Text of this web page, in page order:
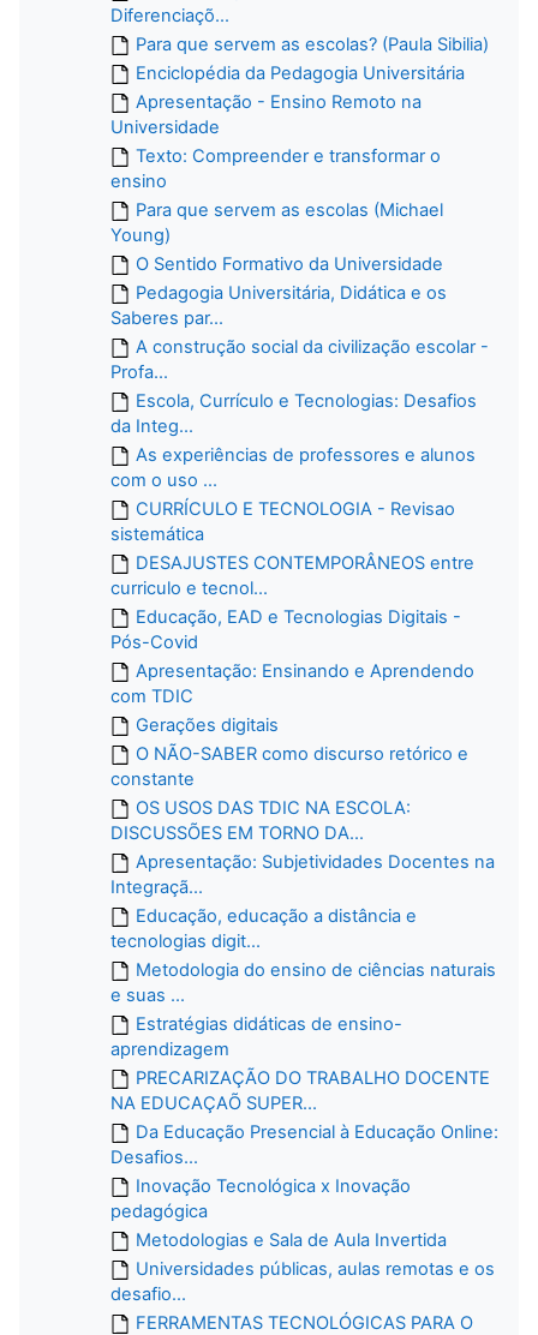
Diferenciaçõ...
Para que servem as escolas? (Paula Sibilia)
Enciclopédia da Pedagogia Universitária
Apresentação - Ensino Remoto na
Universidade
Texto: Compreender e transformar o
ensino
Para que servem as escolas (Michael
Young)
O Sentido Formativo da Universidade
Pedagogia Universitária, Didática e os
Saberes par...
A construção social da civilização escolar -
Profa...
Escola, Currículo e Tecnologias: Desafios
da Integ...
As experiências de professores e alunos
com o uso ...
CURRÍCULO E TECNOLOGIA - Revisao
sistemática
DESAJUSTES CONTEMPORÂNEOS entre
curriculo e tecnol...
Educação, EAD e Tecnologias Digitais -
Pós-Covid
Apresentação: Ensinando e Aprendendo
com TDIC
Gerações digitais
O NÃO-SABER como discurso retórico e
constante
OS USOS DAS TDIC NA ESCOLA:
DISCUSSÕES EM TORNO DA...
Apresentação: Subjetividades Docentes na
Integraçã...
Educação, educação a distância e
tecnologias digit...
Metodologia do ensino de ciências naturais
e suas ...
Estratégias didáticas de ensino-
aprendizagem
PRECARIZAÇÃO DO TRABALHO DOCENTE
NA EDUCAÇAÕ SUPER...
Da Educação Presencial à Educação Online:
Desafios...
Inovação Tecnológica x Inovação
pedagógica
Metodologias e Sala de Aula Invertida
Universidades públicas, aulas remotas e os
desafio...
FERRAMENTAS TECNOLÓGICAS PARA O